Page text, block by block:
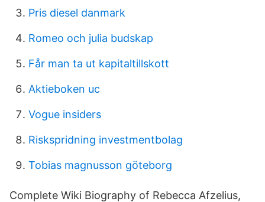
Pris diesel danmark
Romeo och julia budskap
Får man ta ut kapitaltillskott
Aktieboken uc
Vogue insiders
Riskspridning investmentbolag
Tobias magnusson göteborg
Complete Wiki Biography of Rebecca Afzelius,